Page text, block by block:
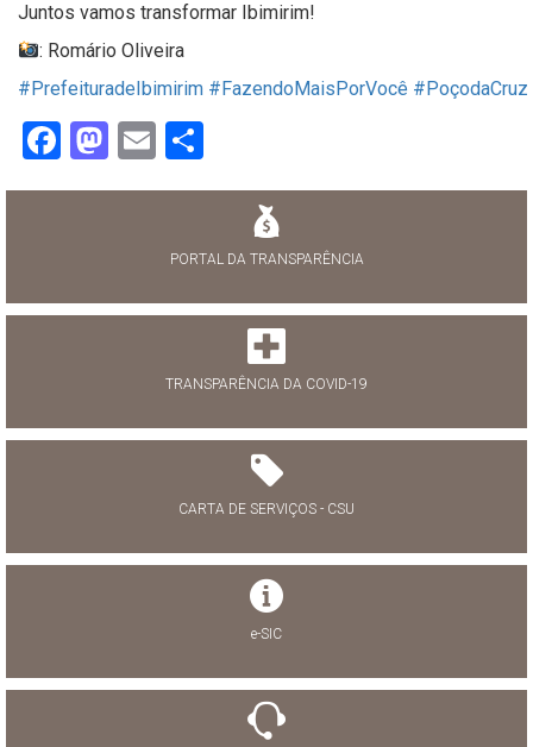
Juntos vamos transformar Ibimirim!
: Romário Oliveira
#PrefeituradeIbimirim #FazendoMaisPorVocê #PoçodaCruz
Facebook
Mastodon
Email
PORTAL DA TRANSPARÊNCIA
TRANSPARÊNCIA DA COVID-19
CARTA DE SERVIÇOS - CSU
e-SIC